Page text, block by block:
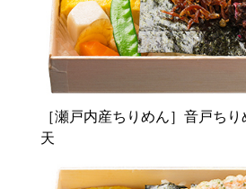
［瀬戸内産ちりめん］音戸ち
天